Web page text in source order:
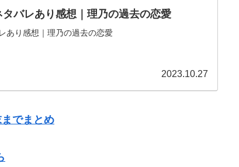
バレあり感想｜理乃の過去の恋愛
あり感想｜理乃の過去の恋愛
2023.10.27
でまとめ